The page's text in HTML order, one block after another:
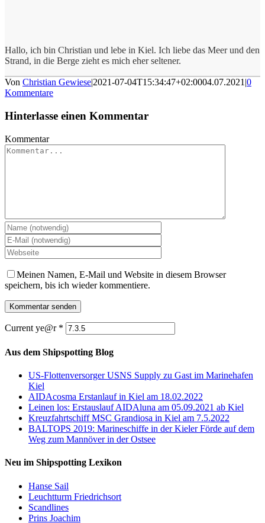
Hallo, ich bin Christian und lebe in Kiel. Ich liebe das Meer und den
Strand, in die Berge zieht es mich eher seltener.
Von Christian Gewiese|2021-07-04T15:34:47+02:0004.07.2021 |0
Kommentare
Hinterlasse einen Kommentar
Kommentar
Meinen Namen, E-Mail und Website in diesem Browser
speichern, bis ich wieder kommentiere.
Current ye@r *
Aus dem Shipspotting Blog
US-Flottenversorger USNS Supply zu Gast im Marinehafen
Kiel
AIDAcosma Erstanlauf in Kiel am 18.02.2022
Leinen los: Erstauslauf AIDAluna am 05.09.2021 ab Kiel
Kreuzfahrtschiff MSC Grandiosa in Kiel am 7.5.2022
BALTOPS 2019: Marineschiffe in der Kieler Förde auf dem
Weg zum Mannöver in der Ostsee
Neu im Shipspotting Lexikon
Hanse Sail
Leuchtturm Friedrichsort
Scandlines
Prins Joachim